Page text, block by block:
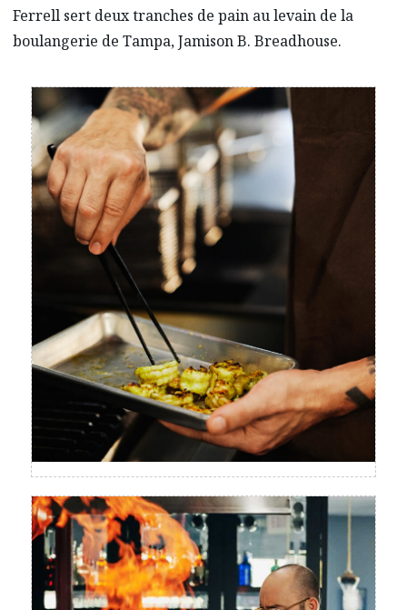
Ferrell sert deux tranches de pain au levain de la
boulangerie de Tampa, Jamison B. Breadhouse.